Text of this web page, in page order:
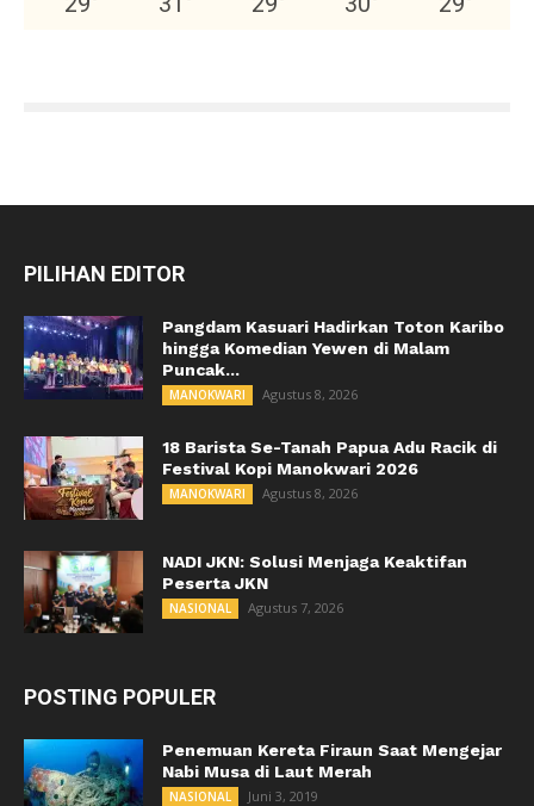
PILIHAN EDITOR
Pangdam Kasuari Hadirkan Toton Karibo
hingga Komedian Yewen di Malam
Puncak...
MANOKWARI Agustus 8, 2026
18 Barista Se-Tanah Papua Adu Racik di
Festival Kopi Manokwari 2026
MANOKWARI Agustus 8, 2026
NADI JKN: Solusi Menjaga Keaktifan
Peserta JKN
NASIONAL Agustus 7, 2026
POSTING POPULER
Penemuan Kereta Firaun Saat Mengejar
Nabi Musa di Laut Merah
NASIONAL Juni 3, 2019